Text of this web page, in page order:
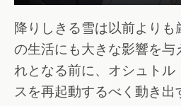
降りしきる雪は以前よりも
の生活にも大きな影響を
れとなる前に、オシュトル
スを再起動するべく動き出